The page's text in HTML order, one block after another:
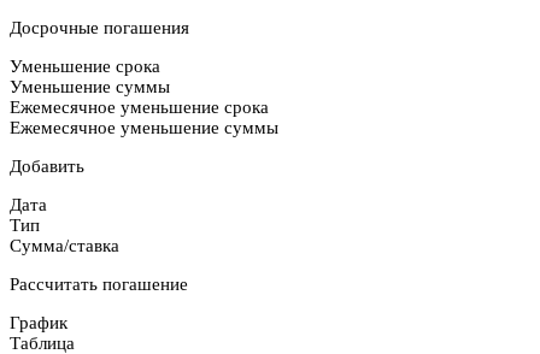
Досрочные погашения
Уменьшение срока
Уменьшение суммы
Ежемесячное уменьшение срока
Ежемесячное уменьшение суммы
Добавить
Дата
Тип
Сумма/ставка
Рассчитать погашение
График
Таблица